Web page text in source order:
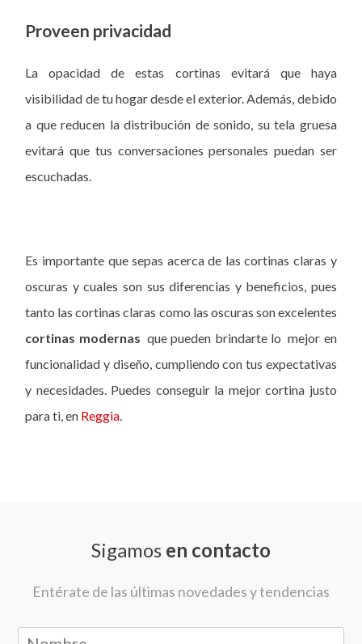
Proveen privacidad
La opacidad de estas cortinas evitará que haya
visibilidad de tu hogar desde el exterior. Además, debido
a que reducen la distribución de sonido, su tela gruesa
evitará que tus conversaciones personales puedan ser
escuchadas.
Es importante que sepas acerca de las cortinas claras y
oscuras y cuales son sus diferencias y beneficios, pues
tanto las cortinas claras como las oscuras son excelentes
cortinas modernasque pueden brindarte lo mejor en
funcionalidad y diseño, cumpliendo con tus expectativas
y necesidades. Puedes conseguir la mejor cortina justo
para ti, en Reggia.
Sigamos en contacto
Entérate de las últimas novedades y tendencias